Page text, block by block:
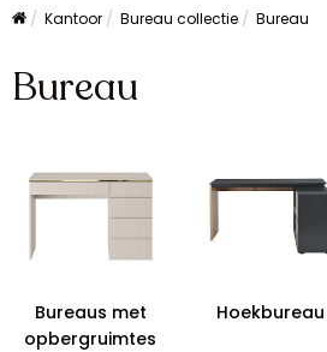
Kantoor Bureau collectie Bureau
Bureau
Bureaus met
opbergruimtes
Hoekbureau